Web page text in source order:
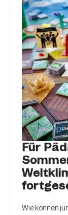
Für
Wie können